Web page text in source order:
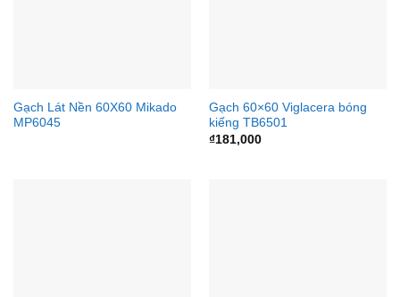
Gạch Lát Nền 60X60 Mikado
MP6045
Gạch 60×60 Viglacera bóng
kiếng TB6501
₫181,000